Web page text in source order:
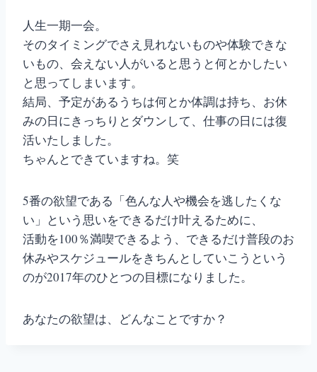
人生一期一会。
そのタイミングでさえ見れないものや体験できな
いもの、会えない人がいると思うと何とかしたい
と思ってしまいます。
結局、予定があるうちは何とか体調は持ち、お休
みの日にきっちりとダウンして、仕事の日には復
活いたしました。
ちゃんとできていますね。笑
5番の欲望である「色んな人や機会を逃したくな
い」という思いをできるだけ叶えるために、
活動を100％満喫できるよう、できるだけ普段のお
休みやスケジュールをきちんとしていこうという
のが2017年のひとつの目標になりました。
あなたの欲望は、どんなことですか？